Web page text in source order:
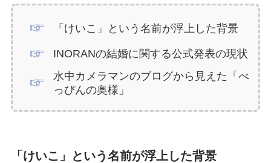
「けいこ」という名前が浮上した背景
INORANの結婚に関する公式発表の現状
水中カメラマンのブログから見えた「べ
っぴんの奥様」
「けいこ」という名前が浮上した背景